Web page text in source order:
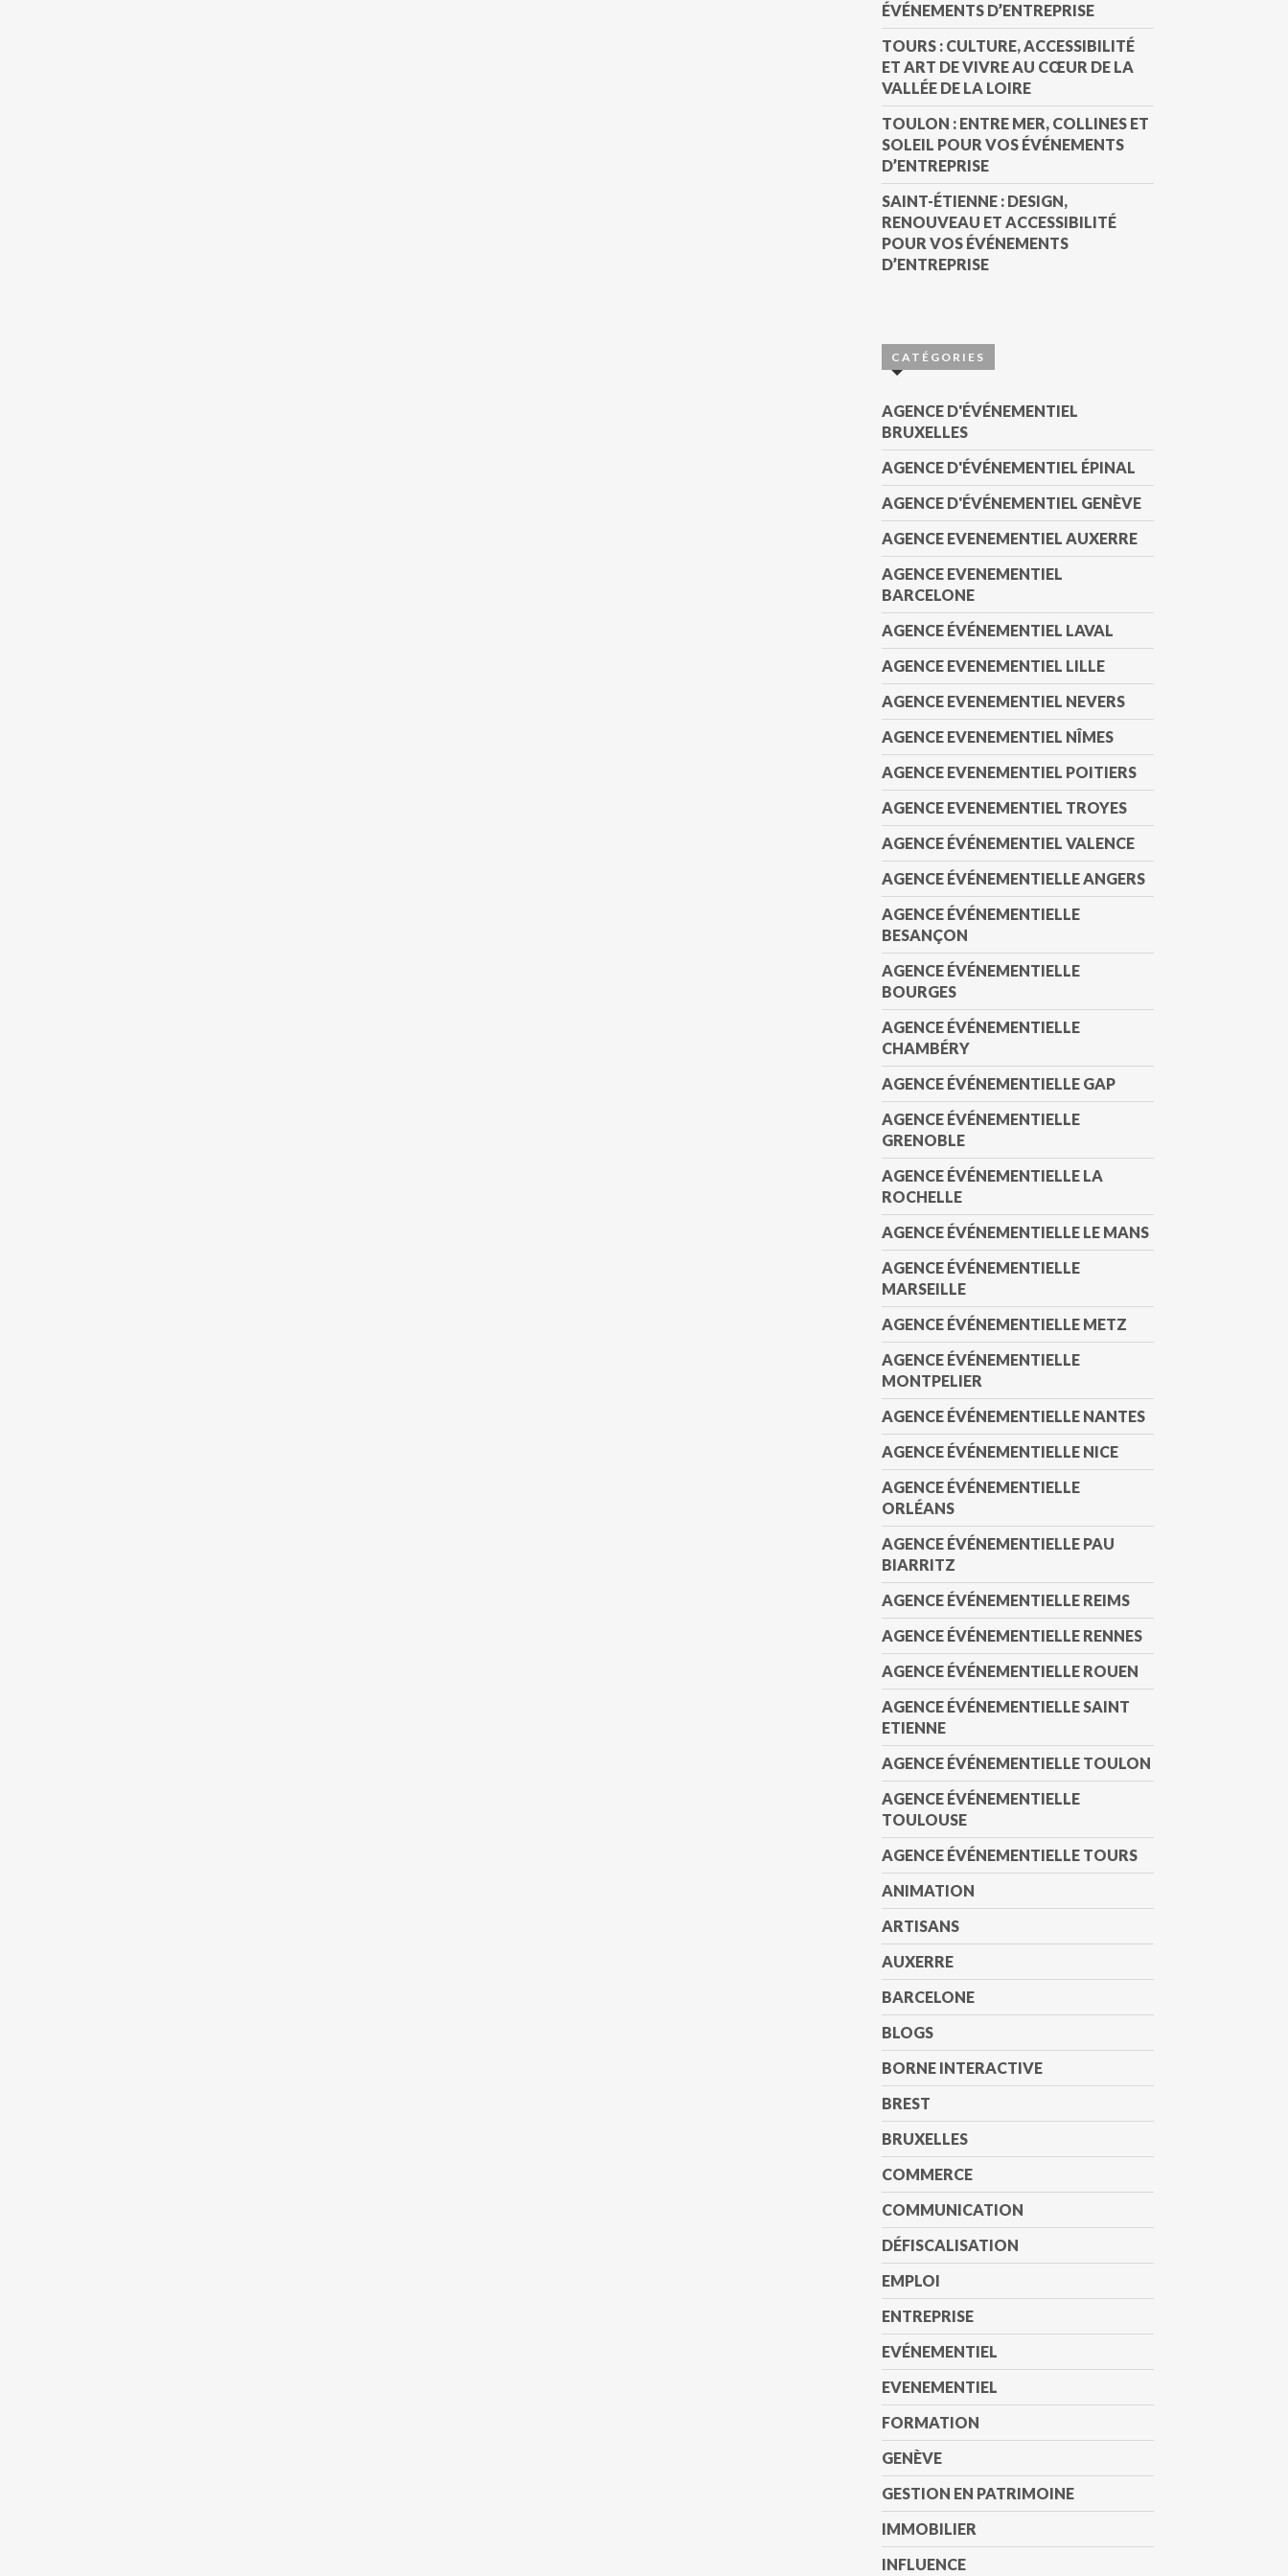
ÉVÉNEMENTS D’ENTREPRISE
TOURS : CULTURE, ACCESSIBILITÉ
ET ART DE VIVRE AU CŒUR DE LA
VALLÉE DE LA LOIRE
TOULON : ENTRE MER, COLLINES ET
SOLEIL POUR VOS ÉVÉNEMENTS
D’ENTREPRISE
SAINT-ÉTIENNE : DESIGN,
RENOUVEAU ET ACCESSIBILITÉ
POUR VOS ÉVÉNEMENTS
D’ENTREPRISE
CATÉGORIES
AGENCE D'ÉVÉNEMENTIEL
BRUXELLES
AGENCE D'ÉVÉNEMENTIEL ÉPINAL
AGENCE D'ÉVÉNEMENTIEL GENÈVE
AGENCE EVENEMENTIEL AUXERRE
AGENCE EVENEMENTIEL
BARCELONE
AGENCE ÉVÉNEMENTIEL LAVAL
AGENCE EVENEMENTIEL LILLE
AGENCE EVENEMENTIEL NEVERS
AGENCE EVENEMENTIEL NÎMES
AGENCE EVENEMENTIEL POITIERS
AGENCE EVENEMENTIEL TROYES
AGENCE ÉVÉNEMENTIEL VALENCE
AGENCE ÉVÉNEMENTIELLE ANGERS
AGENCE ÉVÉNEMENTIELLE
BESANÇON
AGENCE ÉVÉNEMENTIELLE
BOURGES
AGENCE ÉVÉNEMENTIELLE
CHAMBÉRY
AGENCE ÉVÉNEMENTIELLE GAP
AGENCE ÉVÉNEMENTIELLE
GRENOBLE
AGENCE ÉVÉNEMENTIELLE LA
ROCHELLE
AGENCE ÉVÉNEMENTIELLE LE MANS
AGENCE ÉVÉNEMENTIELLE
MARSEILLE
AGENCE ÉVÉNEMENTIELLE METZ
AGENCE ÉVÉNEMENTIELLE
MONTPELIER
AGENCE ÉVÉNEMENTIELLE NANTES
AGENCE ÉVÉNEMENTIELLE NICE
AGENCE ÉVÉNEMENTIELLE
ORLÉANS
AGENCE ÉVÉNEMENTIELLE PAU
BIARRITZ
AGENCE ÉVÉNEMENTIELLE REIMS
AGENCE ÉVÉNEMENTIELLE RENNES
AGENCE ÉVÉNEMENTIELLE ROUEN
AGENCE ÉVÉNEMENTIELLE SAINT
ETIENNE
AGENCE ÉVÉNEMENTIELLE TOULON
AGENCE ÉVÉNEMENTIELLE
TOULOUSE
AGENCE ÉVÉNEMENTIELLE TOURS
ANIMATION
ARTISANS
AUXERRE
BARCELONE
BLOGS
BORNE INTERACTIVE
BREST
BRUXELLES
COMMERCE
COMMUNICATION
DÉFISCALISATION
EMPLOI
ENTREPRISE
EVÉNEMENTIEL
EVENEMENTIEL
FORMATION
GENÈVE
GESTION EN PATRIMOINE
IMMOBILIER
INFLUENCE